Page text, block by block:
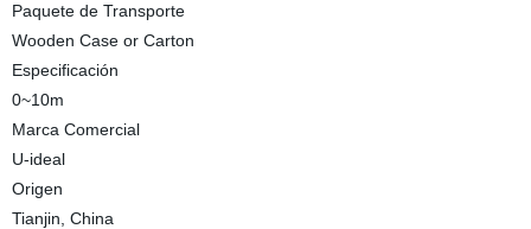
Paquete de Transporte
Wooden Case or Carton
Especificación
0~10m
Marca Comercial
U-ideal
Origen
Tianjin, China